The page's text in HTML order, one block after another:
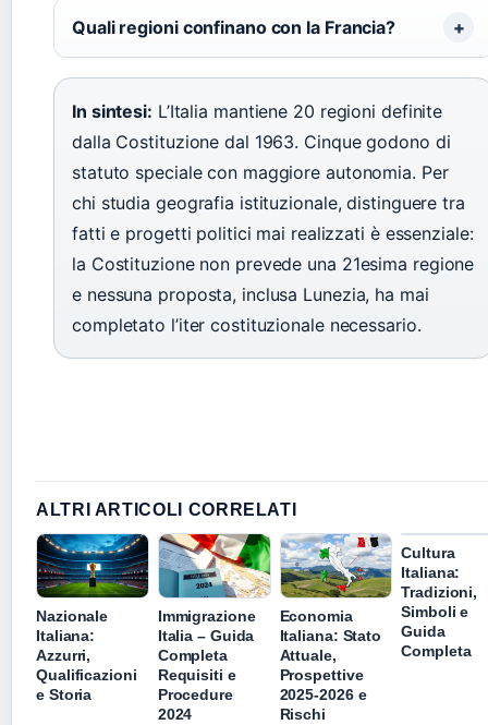
Quali regioni confinano con la Francia?
In sintesi: L’Italia mantiene 20 regioni definite
dalla Costituzione dal 1963. Cinque godono di
statuto speciale con maggiore autonomia. Per
chi studia geografia istituzionale, distinguere tra
fatti e progetti politici mai realizzati è essenziale:
la Costituzione non prevede una 21esima regione
e nessuna proposta, inclusa Lunezia, ha mai
completato l’iter costituzionale necessario.
ALTRI ARTICOLI CORRELATI
Nazionale
Italiana:
Azzurri,
Qualificazioni
e Storia
Immigrazione
Italia – Guida
Completa
Requisiti e
Procedure
2024
Economia
Italiana: Stato
Attuale,
Prospettive
2025-2026 e
Rischi
Cultura
Italiana:
Tradizioni,
Simboli e
Guida
Completa